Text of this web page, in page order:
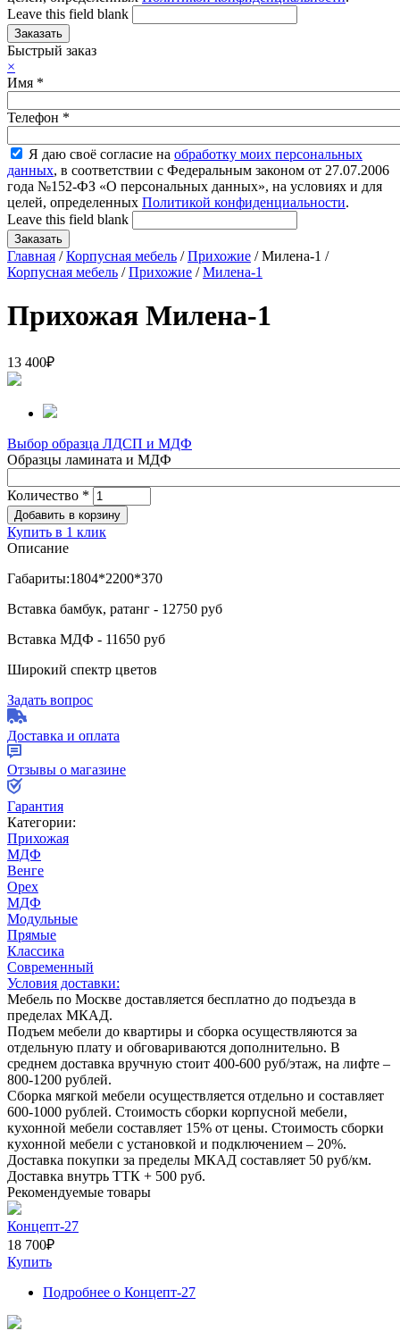
Leave this field blank
Быстрый заказ
×
Имя *
Телефон *
Я даю своё согласие на обработку моих персональных
данных, в соответствии с Федеральным законом от 27.07.2006
года №152-ФЗ «О персональных данных», на условиях и для
целей, определенных Политикой конфиденциальности.
Leave this field blank
Главная /Корпусная мебель /Прихожие / Милена-1 /
Корпусная мебель /Прихожие /Милена-1
Прихожая Милена-1
13 400₽
Выбор образца ЛДСП и МДФ
Образцы ламината и МДФ
Количество *
Купить в 1 клик
Описание
Габариты:1804*2200*370
Вставка бамбук, ратанг - 12750 руб
Вставка МДФ - 11650 руб
Широкий спектр цветов
Задать вопрос
Доставка и оплата
Отзывы о магазине
Гарантия
Категории:
Прихожая
МДФ
Венге
Орех
МДФ
Модульные
Прямые
Классика
Современный
Условия доставки:
Мебель по Москве доставляется бесплатно до подъезда в
пределах МКАД.
Подъем мебели до квартиры и сборка осуществляются за
отдельную плату и обговариваются дополнительно. В
среднем доставка вручную стоит 400-600 руб/этаж, на лифте –
800-1200 рублей.
Сборка мягкой мебели осуществляется отдельно и составляет
600-1000 рублей. Стоимость сборки корпусной мебели,
кухонной мебели составляет 15% от цены. Стоимость сборки
кухонной мебели с установкой и подключением – 20%.
Доставка покупки за пределы МКАД составляет 50 руб/км.
Доставка внутрь ТТК + 500 руб.
Рекомендуемые товары
Концепт-27
18 700₽
Купить
Подробнее о Концепт-27